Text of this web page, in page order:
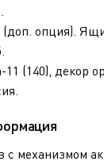
(доп. опция).
11 (140), декор
с механизмом